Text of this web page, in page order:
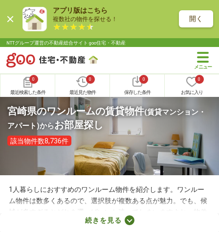
アプリ版はこちら
複数社の物件を探せる！ 開く
NTTグループ運営の不動産総合サイト goo住宅・不動産
0
最近検索した条件
0
最近見た物件
0
保存した条件
0
お気に入り
宮崎県のワンルームの賃貸物件(賃貸マンション・
アパート)からお部屋探し
該当物件数8,736件
1人暮らしにおすすめのワンルーム物件を紹介します。ワンルー
ム物件は数多くあるので、選択肢が複数ある点が魅力。でも、候
補が多すぎるとどれを選べばいいか迷ってしまいますよね。物件
を選ぶときは、間取り・設備・家賃などをチェックすることがお
続きを見る